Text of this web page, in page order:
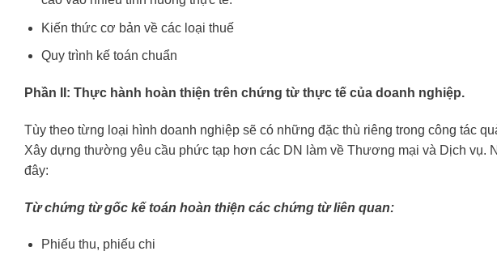
Kiến thức cơ bản về các loại thuế
Quy trình kế toán chuẩn
Phần II: Thực hành hoàn thiện trên chứng từ thực tế của doanh nghiệp.
Tùy theo từng loại hình doanh nghiệp sẽ có những đặc thù riêng trong công tác
Xây dựng thường yêu cầu phức tạp hơn các DN làm về Thương mại và Dịch vụ.
đây:
Từ chứng từ gốc kế toán hoàn thiện các chứng từ liên quan:
Phiếu thu, phiếu chi